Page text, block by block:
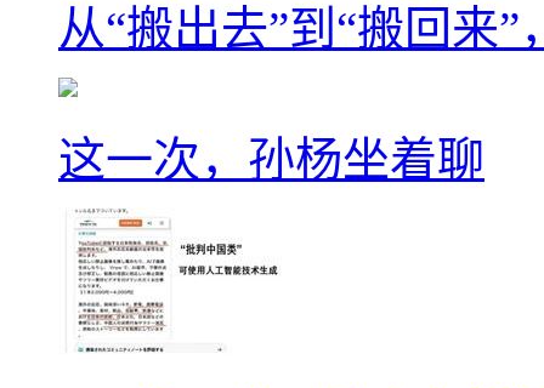
从“搬出去”到“搬回来
这一次，孙杨坐着聊